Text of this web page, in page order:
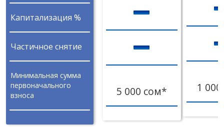
Капитализация %
Частичное снятие
Минимальная сумма
первоначального
взноса
5 000 сом* 1